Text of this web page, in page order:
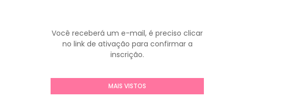
Você receberá um e-mail, é preciso clicar
no link de ativação para confirmar a
inscrição.
MAIS VISTOS